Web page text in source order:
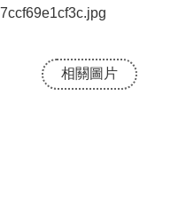
相關圖片